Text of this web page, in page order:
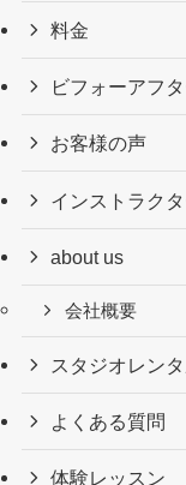
料金
ビフォーアフ
お客様の声
インストラク
about us
会社概要
スタジオレン
よくある質問
体験レッスン